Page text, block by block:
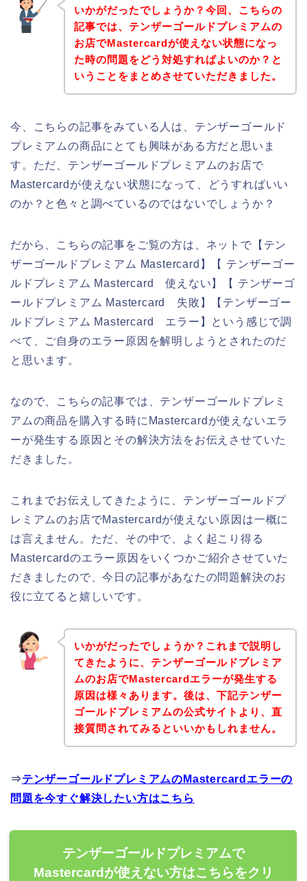
いかがだったでしょうか？今回、こちらの
記事では、テンザーゴールドプレミアムの
お店でMastercardが使えない状態になっ
た時の問題をどう対処すればよいのか？と
いうことをまとめさせていただきました。
今、こちらの記事をみている人は、テンザーゴールド
プレミアムの商品にとても興味がある方だと思いま
す。ただ、テンザーゴールドプレミアムのお店で
Mastercardが使えない状態になって、どうすればいい
のか？と色々と調べているのではないでしょうか？
だから、こちらの記事をご覧の方は、ネットで【テン
ザーゴールドプレミアム Mastercard】【 テンザーゴー
ルドプレミアム Mastercard 使えない】【 テンザーゴ
ールドプレミアム Mastercard 失敗】【テンザーゴー
ルドプレミアム Mastercard エラー】という感じで調
べて、ご自身のエラー原因を解明しようとされたのだ
と思います。
なので、こちらの記事では、テンザーゴールドプレミ
アムの商品を購入する時にMastercardが使えないエラ
ーが発生する原因とその解決方法をお伝えさせていた
だきました。
これまでお伝えしてきたように、テンザーゴールドプ
レミアムのお店でMastercardが使えない原因は一概に
は言えません。ただ、その中で、よく起こり得る
Mastercardのエラー原因をいくつかご紹介させていた
だきましたので、今日の記事があなたの問題解決のお
役に立てると嬉しいです。
いかがだったでしょうか？これまで説明し
てきたように、テンザーゴールドプレミア
ムのお店でMastercardエラーが発生する
原因は様々あります。後は、下記テンザー
ゴールドプレミアムの公式サイトより、直
接質問されてみるといいかもしれません。
⇒テンザーゴールドプレミアムのMastercardエラーの
問題を今すぐ解決したい方はこちら
テンザーゴールドプレミアムで
Mastercardが使えない方はこちらをクリ